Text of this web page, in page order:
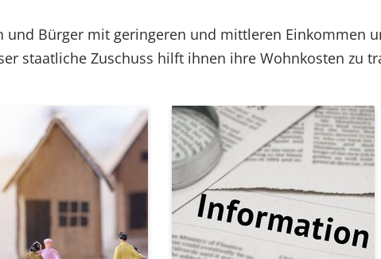
Bürger mit geringeren und mittleren Einkommen
staatliche Zuschuss hilft ihnen ihre Wohnkosten zu